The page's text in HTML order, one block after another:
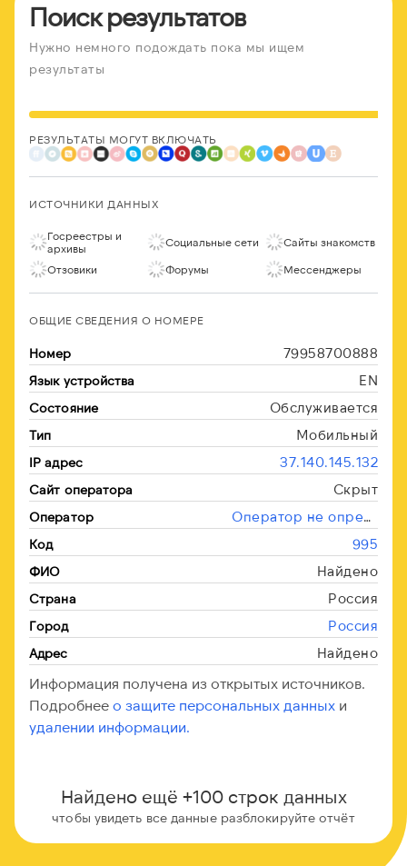
Поиск результатов
Нужно немного подождать пока мы ищем
результаты
РЕЗУЛЬТАТЫ МОГУТ ВКЛЮЧАТЬ
ИСТОЧНИКИ ДАННЫХ
Госреестры и
архивы
Социальные сети Сайты знакомств
Отзовики Форумы Мессенджеры
ОБЩИЕ СВЕДЕНИЯ О НОМЕРЕ
Номер 79958700888
Язык устройства EN
Состояние Обслуживается
Тип Мобильный
IP адрес 37.140.145.132
Сайт оператора Скрыт
Оператор Оператор не определён
Код 995
ФИО Найдено
Страна Россия
Город Россия
Адрес Найдено
Информация получена из открытых источников.
Подробнее о защите персональных данных и
удалении информации.
Найдено ещё +100 строк данных
чтобы увидеть все данные разблокируйте отчёт